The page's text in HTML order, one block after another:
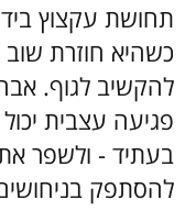
תחושת עקצוץ
כשהיא חוזרת שוב
להקשיב לגוף.
פגיעה עצבית
בעתיד - ולשפר
להסתפק